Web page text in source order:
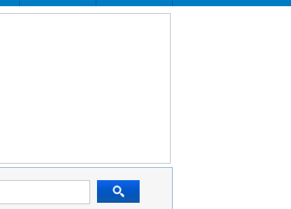
甘肃省促进中小企业发展条例
中共中央 国务院 印发《国家标准化
发展纲要》